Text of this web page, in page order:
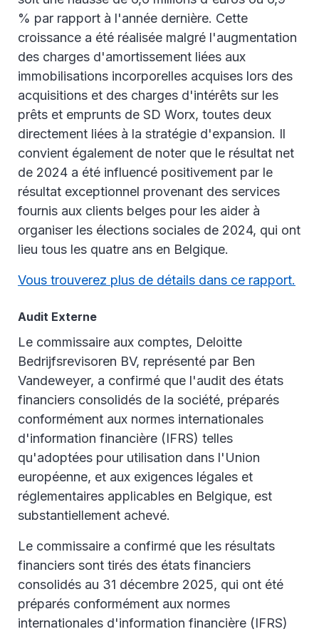
% par rapport à l'année dernière. Cette
croissance a été réalisée malgré l'augmentation
des charges d'amortissement liées aux
immobilisations incorporelles acquises lors des
acquisitions et des charges d'intérêts sur les
prêts et emprunts de SD Worx, toutes deux
directement liées à la stratégie d'expansion. Il
convient également de noter que le résultat net
de 2024 a été influencé positivement par le
résultat exceptionnel provenant des services
fournis aux clients belges pour les aider à
organiser les élections sociales de 2024, qui ont
lieu tous les quatre ans en Belgique.
Vous trouverez plus de détails dans ce rapport.
Audit Externe
Le commissaire aux comptes, Deloitte
Bedrijfsrevisoren BV, représenté par Ben
Vandeweyer, a confirmé que l'audit des états
financiers consolidés de la société, préparés
conformément aux normes internationales
d'information financière (IFRS) telles
qu'adoptées pour utilisation dans l'Union
européenne, et aux exigences légales et
réglementaires applicables en Belgique, est
substantiellement achevé.
Le commissaire a confirmé que les résultats
financiers sont tirés des états financiers
consolidés au 31 décembre 2025, qui ont été
préparés conformément aux normes
internationales d'information financière (IFRS)